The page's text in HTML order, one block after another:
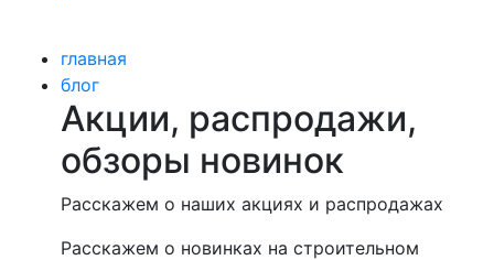
главная
блог
Акции, распродажи,
обзоры новинок
Расскажем о наших акциях и распродажах
Расскажем о новинках на строительном